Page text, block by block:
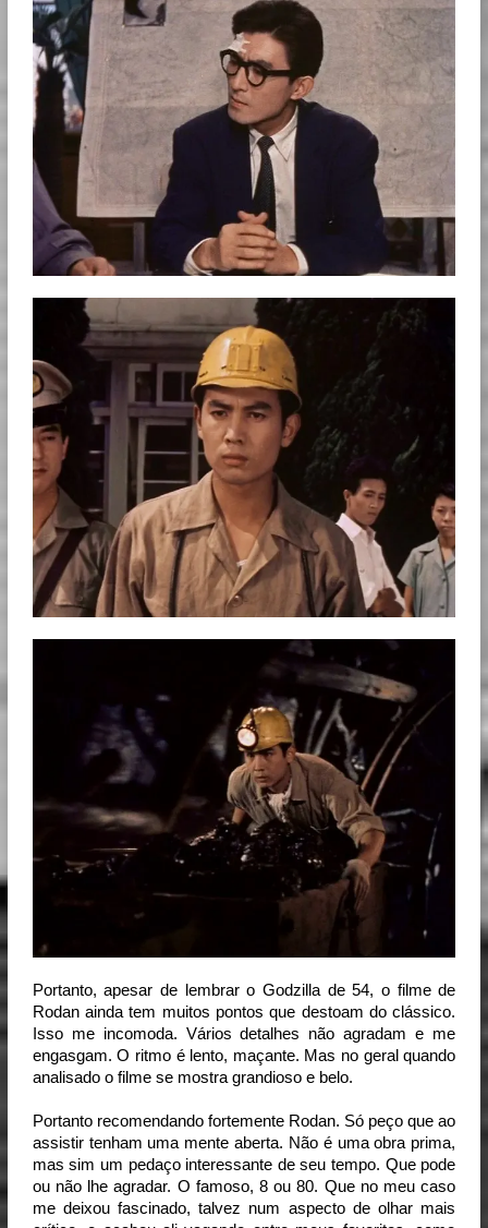
Portanto, apesar de lembrar o Godzilla de 54, o filme de
Rodan ainda tem muitos pontos que destoam do clássico.
Isso me incomoda. Vários detalhes não agradam e me
engasgam. O ritmo é lento, maçante. Mas no geral quando
analisado o filme se mostra grandioso e belo.
Portanto recomendando fortemente Rodan. Só peço que ao
assistir tenham uma mente aberta. Não é uma obra prima,
mas sim um pedaço interessante de seu tempo. Que pode
ou não lhe agradar. O famoso, 8 ou 80. Que no meu caso
me deixou fascinado, talvez num aspecto de olhar mais